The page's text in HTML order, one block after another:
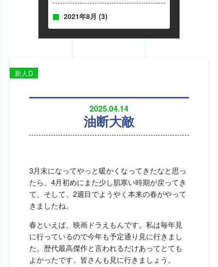
2021年8月 (3)
2025.04.14
油断大敵
新人D
3月末になってやっと暖かくなってきたなと思っ
たら、4月初めにまた少し肌寒い時期が戻ってき
て、そして、2週目でようやく本来の春がやって
きましたね。
春といえば、映画ドラえもんです。私は毎年見
に行っているので今年も予定通り見に行きまし
た。歴代最高傑作と言われるだけあってとても
よかったです。皆さんも見に行きましょう。